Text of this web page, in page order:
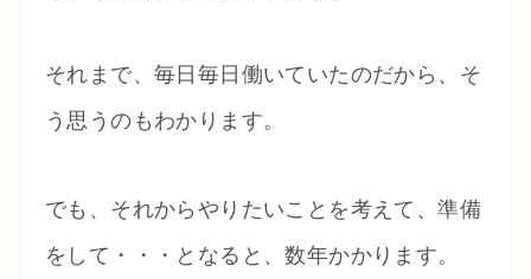
それまで、毎日毎日働いていたのだから、そ
う思うのもわかります。
でも、それからやりたいことを考えて、準備
をして・・・となると、数年かかります。